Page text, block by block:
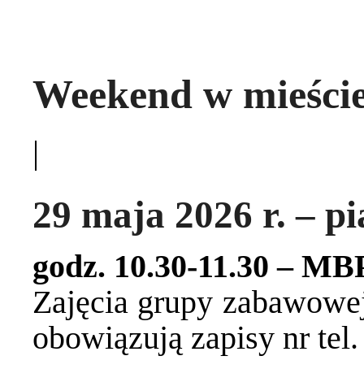
Weekend w
|
29 maja 2026 r. –
godz. 10.30-11.30 –
Zajęcia grupy
obowiązują zapisy nr